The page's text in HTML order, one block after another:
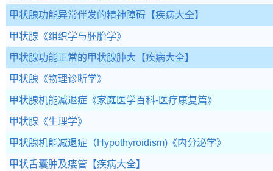
甲状腺功能异常伴发的精神障碍 【疾病大全】
甲状腺 《组织学与胚胎学》
甲状腺功能正常的甲状腺肿大 【疾病大全】
甲状腺 《物理诊断学》
甲状腺机能减退症 《家庭医学百科-医疗康复篇》
甲状腺 《生理学》
甲状腺机能减退症（Hypothyroidism) 《内分泌学》
甲状舌囊肿及瘘管 【疾病大全】